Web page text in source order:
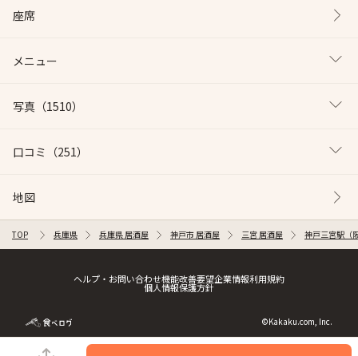
座席
メニュー
写真 （1510）
口コミ （251）
地図
TOP 兵庫県 兵庫県 居酒屋 神戸市 居酒屋 三宮 居酒屋 神戸三宮駅（
ヘルプ・お問い合わせ機能改善要望企業情報利用規約
個人情報保護方針
©Kakaku.com, Inc.